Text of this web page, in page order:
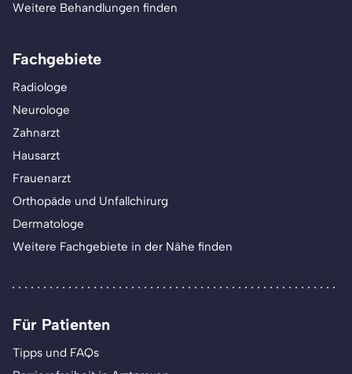
Weitere Behandlungen finden
Fachgebiete
Radiologe
Neurologe
Zahnarzt
Hausarzt
Frauenarzt
Orthopäde und Unfallchirurg
Dermatologe
Weitere Fachgebiete in der Nähe finden
Für Patienten
Tipps und FAQs